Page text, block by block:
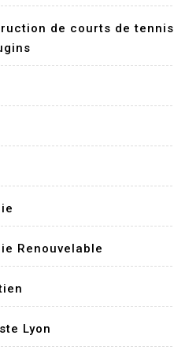
de courts de tennis
Renouvelable
Lyon